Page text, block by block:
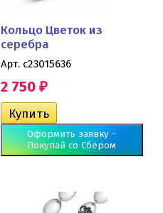
Кольцо Цветок из
серебра
Арт. с23015636
2 750 ₽
Оформить заявку -
Покупай со Сбером